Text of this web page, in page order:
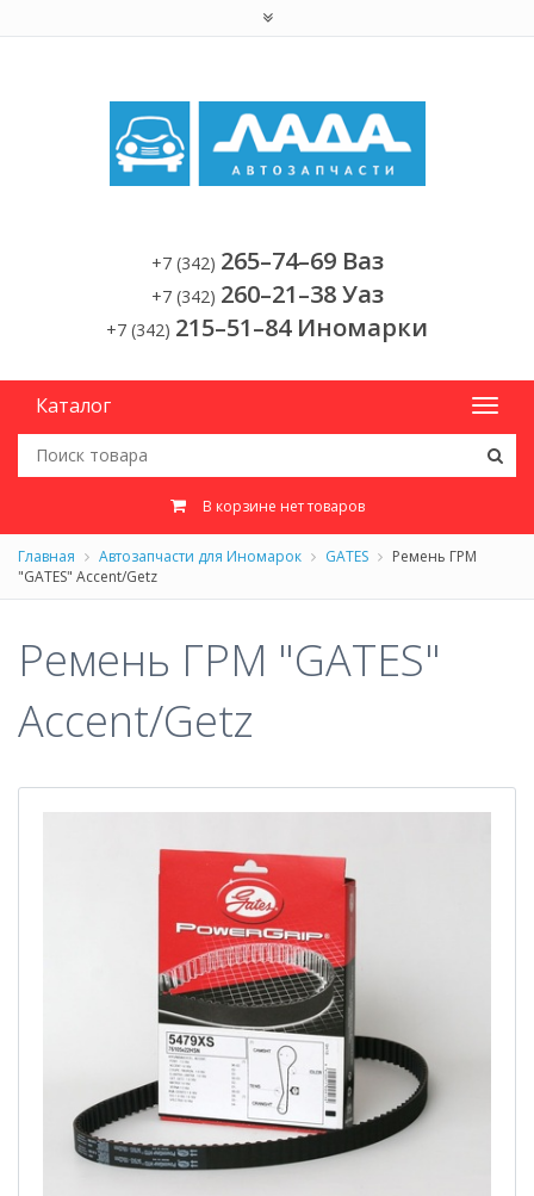
+7 (342) 265–74–69 Ваз
+7 (342) 260–21–38 Уаз
+7 (342) 215–51–84 Иномарки
Каталог
В корзине нет товаров
Главная Автозапчасти для Иномарок GATES
Ремень ГРМ
"GATES" Accent/Getz
Ремень ГРМ "GATES"
Accent/Getz